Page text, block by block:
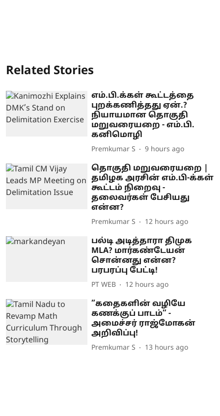
Related Stories
எம்.பி.க்கள் கூட்டத்தை
புறக்கணித்தது ஏன்.?
நியாயமான தொகுதி
மறுவரையறை - எம்.பி.
கனிமொழி
Premkumar S 9 hours ago
தொகுதி மறுவரையறை |
தமிழக அரசின் எம்.பி-க்கள்
கூட்டம் நிறைவு -
தலைவர்கள் பேசியது
என்ன?
Premkumar S 12 hours ago
பல்டி அடித்தாரா திமுக
MLA? மார்கண்டேயன்
சொன்னது என்ன?
பரபரப்பு பேட்டி!
PT WEB 12 hours ago
”கதைகளின் வழியே
கணக்குப் பாடம்” -
அமைச்சர் ராஜ்மோகன்
அறிவிப்பு!
Premkumar S 13 hours ago